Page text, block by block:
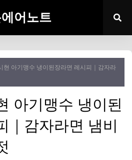
어노트
현 아기맹수 냉이된장라면 레시피｜감자라
아기맹수 냉이된
｜감자라면 냄비